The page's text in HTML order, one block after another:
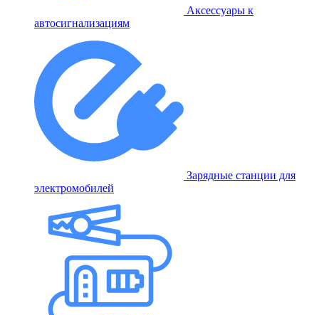
Аксессуары к
автосигнализациям
Зарядные станции для
электромобилей